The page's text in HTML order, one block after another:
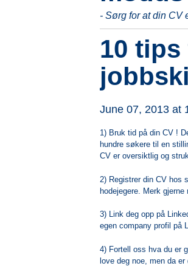
- Sørg for at din CV
10
June 07, 2013 at
1) Bruk tid på din CV !
hundre søkere til en
CV er oversiktlig og
2) Registrer din CV hos
hodejegere. Merk
3) Link deg opp på
egen company profil på
4) Fortell oss hva du er
love deg noe, men da